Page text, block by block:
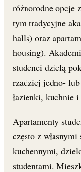
różnorodne opcje
tym tradycyjne
halls) oraz
housing).
studenci dzielą
rzadziej jedno-
łazienki, kuchnie
Apartamenty
często z
kuchennymi,
studentami.